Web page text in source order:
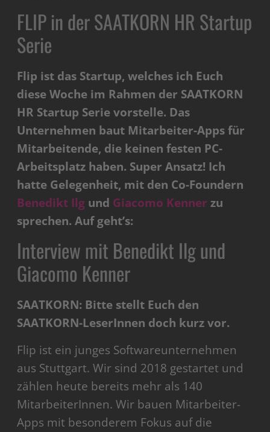
FLIP in der SAATKORN HR Startup
Serie
Flip ist das Startup, welches ich Euch
diese Woche im Rahmen der SAATKORN
HR Startup Serie vorstelle. Das
Unternehmen baut Mitarbeiter-Apps für
Mitarbeitende, die keinen festen PC-
Arbeitsplatz haben. Super Ansatz! Ich
hatte Gelegenheit, mit den Co-Foundern
Benedikt Ilg und Giacomo Kenner zu
sprechen. Auf geht’s:
Interview mit Benedikt Ilg und
Giacomo Kenner
SAATKORN: Bitte stellt Euch den
SAATKORN-LeserInnen doch kurz vor.
Flip ist ein junges Softwareunternehmen
aus Stuttgart. Wir sind 2018 gestartet und
zählen heute bereits mehr als 140
MitarbeiterInnen. Wir bauen Mitarbeiter-
Apps mit besonderem Fokus auf die